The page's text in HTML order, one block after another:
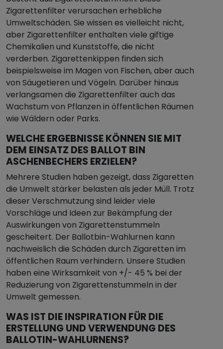
Zigarettenfilter verursachen erhebliche
Umweltschäden. Sie wissen es vielleicht nicht,
aber Zigarettenfilter enthalten viele giftige
Chemikalien und Kunststoffe, die nicht
verderben. Zigarettenkippen finden sich
beispielsweise im Magen von Fischen, aber auch
von Säugetieren und Vögeln. Darüber hinaus
verlangsamen die Zigarettenfilter auch das
Wachstum von Pflanzen in öffentlichen Räumen
wie Wäldern oder Parks.
WELCHE ERGEBNISSE KÖNNEN SIE MIT
DEM EINSATZ DES BALLOT BIN
ASCHENBECHERS ERZIELEN?
Mehrere Studien haben gezeigt, dass Zigaretten
die Umwelt stärker belasten als jeder Müll. Trotz
dieser Verschmutzung sind leider viele
Vorschläge und Ideen zur Bekämpfung der
Auswirkungen von Zigarettenstummeln
gescheitert. Der Ballotbin-Wahlurnen kann
nachweislich die Schäden durch Zigaretten im
öffentlichen Raum verhindern. Unsere Studien
haben eine Wirksamkeit von +/- 45 % bei der
Reduzierung von Zigarettenstummeln in der
Umwelt gemessen.
WAS IST DIE INSPIRATION FÜR DIE
ERSTELLUNG UND VERWENDUNG DES
BALLOTIN-WAHLURNENS?